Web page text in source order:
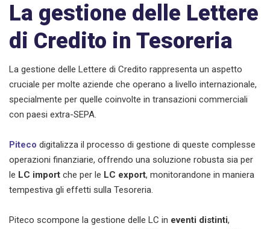
La gestione delle Lettere
di Credito in Tesoreria
La gestione delle Lettere di Credito rappresenta un aspetto
cruciale per molte aziende che operano a livello internazionale,
specialmente per quelle coinvolte in transazioni commerciali
con paesi extra-SEPA.
Piteco digitalizza il processo di gestione di queste complesse
operazioni finanziarie, offrendo una soluzione robusta sia per
le LC import che per le LC export, monitorandone in maniera
tempestiva gli effetti sulla Tesoreria.
Piteco scompone la gestione delle LC in eventi distinti,